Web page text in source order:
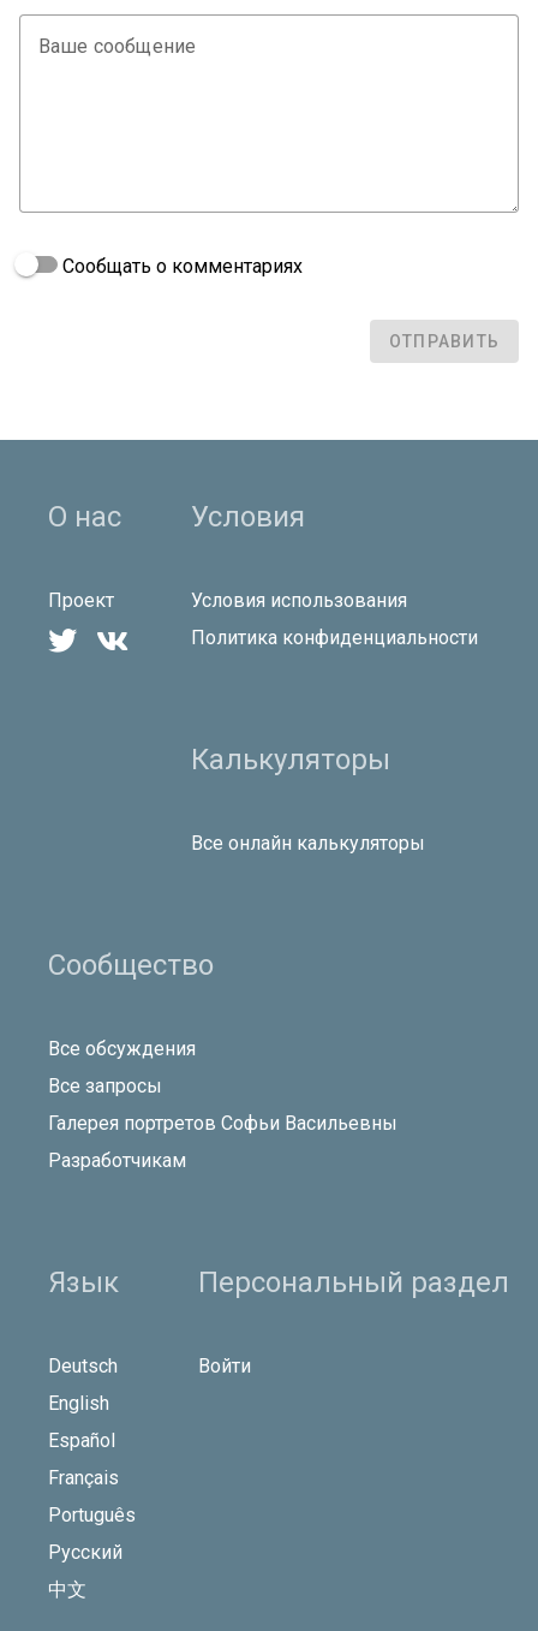
Ваше сообщение
Сообщать о комментариях
ОТПРАВИТЬ
О нас
Проект
 
Условия
Условия использования
Политика конфиденциальности
Калькуляторы
Все онлайн калькуляторы
Сообщество
Все обсуждения
Все запросы
Галерея портретов Софьи Васильевны
Разработчикам
Язык
Deutsch
English
Español
Français
Português
Русский
中文
Персональный раздел
Войти